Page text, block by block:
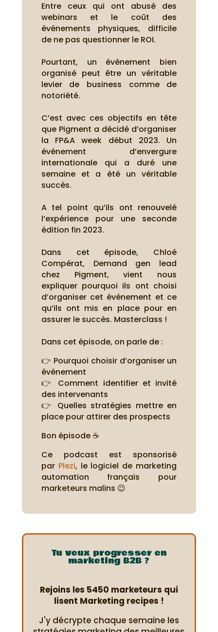
Entre ceux qui ont abusé des
webinars et le coût des
événements physiques, difficile
de ne pas questionner le ROI.
Pourtant, un événement bien
organisé peut être un véritable
levier de business comme de
notoriété.
C’est avec ces objectifs en tête
que Pigment a décidé d’organiser
la FP&A week début 2023. Un
événement d’envergure
internationale qui a duré une
semaine et a été un véritable
succès.
A tel point qu’ils ont renouvelé
l’expérience pour une seconde
édition fin 2023.
Dans cet épisode, Chloé
Compérat, Demand gen lead
chez Pigment, vient nous
expliquer pourquoi ils ont choisi
d’organiser cet événement et ce
qu’ils ont mis en place pour en
assurer le succès. Masterclass !
Dans cet épisode, on parle de :
👉 Pourquoi choisir d’organiser un
événement
👉 Comment identifier et invité
des intervenants
👉 Quelles stratégies mettre en
place pour attirer des prospects
Bon épisode ☕
Ce podcast est sponsorisé
par Plezi, le logiciel de marketing
automation français pour
marketeurs malins 😉
Tu veux progresser en
marketing B2B ?
Rejoins les 5450 marketeurs qui
lisent Marketing recipes !
J'y décrypte chaque semaine les